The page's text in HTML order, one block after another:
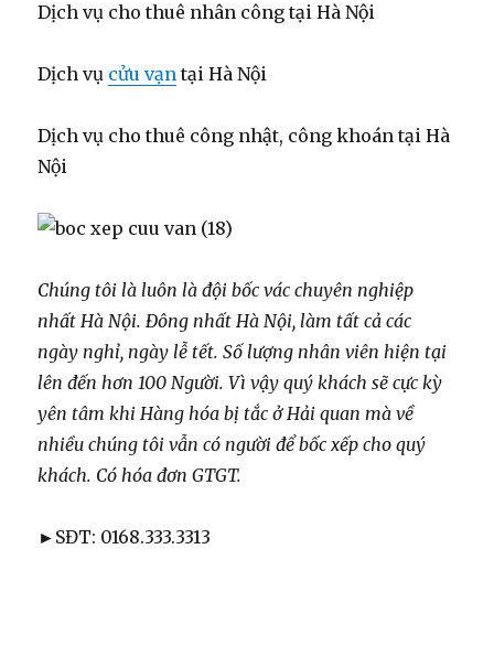
Dịch vụ cho thuê nhân công tại Hà Nội
Dịch vụ cửu vạn tại Hà Nội
Dịch vụ cho thuê công nhật, công khoán tại Hà
Nội
Chúng tôi là luôn là đội bốc vác chuyên nghiệp
nhất Hà Nội. Đông nhất Hà Nội, làm tất cả các
ngày nghỉ, ngày lễ tết. Số lượng nhân viên hiện tại
lên đến hơn 100 Người. Vì vậy quý khách sẽ cực kỳ
yên tâm khi Hàng hóa bị tắc ở Hải quan mà về
nhiều chúng tôi vẫn có người để bốc xếp cho quý
khách. Có hóa đơn GTGT.
►SĐT: 0168.333.3313